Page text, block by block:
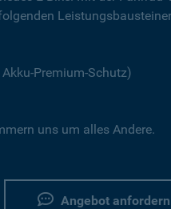
Premium-Schutz)
uns um alles Andere.
Angebot anfordern